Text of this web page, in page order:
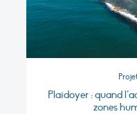
Plaidoyer : quand
zones